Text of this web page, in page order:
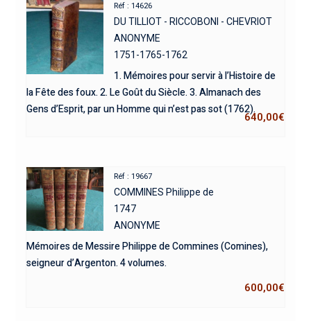
Réf : 14626
DU TILLIOT - RICCOBONI - CHEVRIOT
ANONYME
1751-1765-1762
1. Mémoires pour servir à l’Histoire de
la Fête des foux. 2. Le Goût du Siècle. 3. Almanach des
Gens d’Esprit, par un Homme qui n’est pas sot (1762).
640,00€
Réf : 19667
COMMINES Philippe de
1747
ANONYME
Mémoires de Messire Philippe de Commines (Comines),
seigneur d’Argenton. 4 volumes.
600,00€